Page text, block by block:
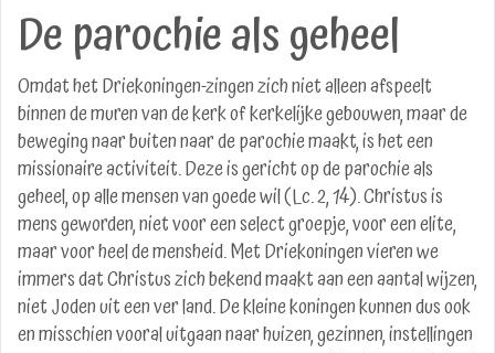
De parochie als geheel
Omdat het Driekoningen-zingen zich niet alleen afspeelt
binnen de muren van de kerk of kerkelijke gebouwen, maar de
beweging naar buiten naar de parochie maakt, is het een
missionaire activiteit. Deze is gericht op de parochie als
geheel, op alle mensen van goede wil (Lc. 2, 14). Christus is
mens geworden, niet voor een select groepje, voor een elite,
maar voor heel de mensheid. Met Driekoningen vieren we
immers dat Christus zich bekend maakt aan een aantal wijzen,
niet Joden uit een ver land. De kleine koningen kunnen dus ook
en misschien vooral uitgaan naar huizen, gezinnen, instellingen